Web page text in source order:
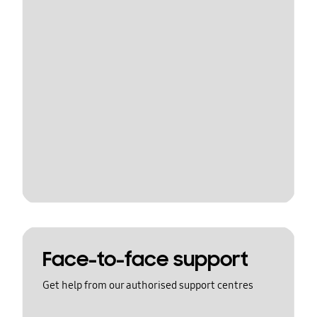
Face-to-face support
Get help from our authorised support centres